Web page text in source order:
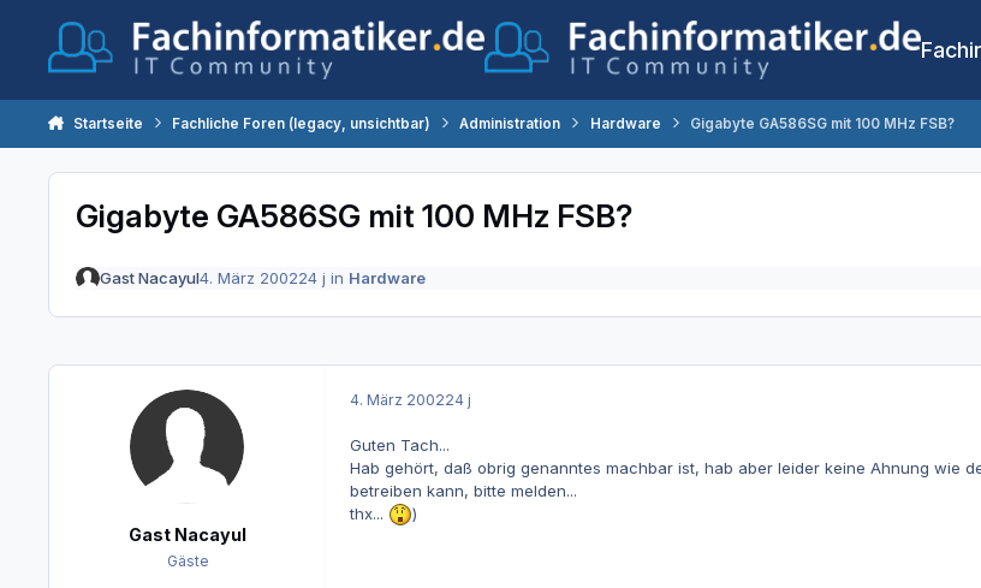
Startseite Fachliche Foren (legacy, unsichtbar) Administration Hardware Gigabyte GA586SG mit 100 MHz FSB?
Gigabyte GA586SG mit 100 MHz FSB?
Gast Nacayul4. März 200224 j in Hardware
Gast Nacayul
Gäste
4. März 200224 j
Guten Tach...
Hab gehört, daß obrig genanntes machbar ist, hab aber leider keine Ahnung wie
betreiben kann, bitte melden...
thx...
)